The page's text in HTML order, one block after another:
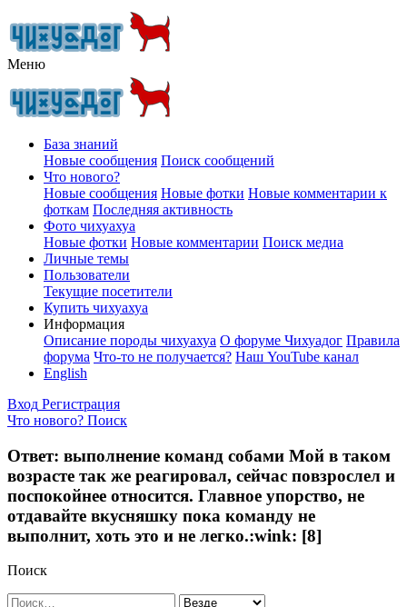
Меню
База знаний
Новые сообщения Поиск сообщений
Что нового?
Новые сообщения Новые фотки Новые комментарии к
фоткам Последняя активность
Фото чихуахуа
Новые фотки Новые комментарии Поиск медиа
Личные темы
Пользователи
Текущие посетители
Купить чихуахуа
Информация
Описание породы чихуахуа О форуме Чихуадог Правила
форума Что-то не получается? Наш YouTube канал
English
Вход Регистрация
Что нового? Поиск
Ответ: выполнение команд собами Мой в таком
возрасте так же реагировал, сейчас повзрослел и
поспокойнее относится. Главное упорство, не
отдавайте вкусняшку пока команду не
выполнит, хоть это и не легко.:wink: [8]
Поиск